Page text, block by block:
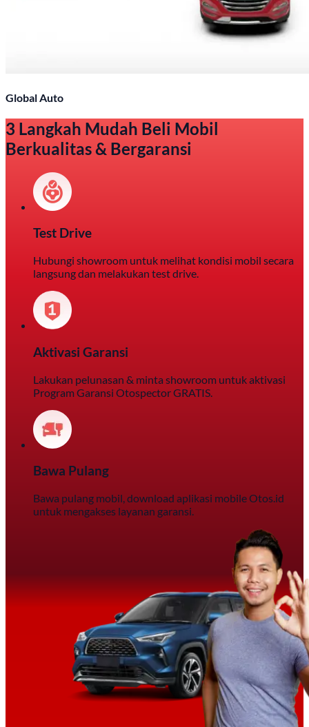
Global Auto
3 Langkah Mudah Beli Mobil
Berkualitas & Bergaransi
Test Drive
Hubungi showroom untuk melihat kondisi mobil secara
langsung dan melakukan test drive.
Aktivasi Garansi
Lakukan pelunasan & minta showroom untuk aktivasi
Program Garansi Otospector GRATIS.
Bawa Pulang
Bawa pulang mobil, download aplikasi mobile Otos.id
untuk mengakses layanan garansi.